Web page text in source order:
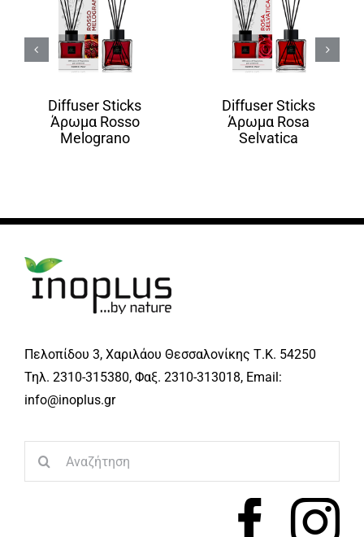
Diffuser Sticks
Άρωμα Rosso
Melograno
Diffuser Sticks
Άρωμα Rosa
Selvatica
Πελοπίδου 3, Χαριλάου Θεσσαλονίκης Τ.Κ. 54250
Τηλ. 2310-315380, Φαξ. 2310-313018, Email:
info@inoplus.gr